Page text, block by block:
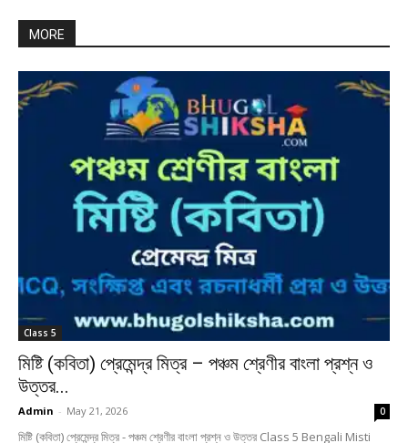
MORE
Class 5
মিষ্টি (কবিতা) প্রেমেন্দ্র মিত্র – পঞ্চম শ্রেণীর বাংলা প্রশ্ন ও
উত্তর...
Admin - May 21, 2026 0
মিষ্টি (কবিতা) প্রেমেন্দ্র মিত্র - পঞ্চম শ্রেণীর বাংলা প্রশ্ন ও উত্তর Class 5 Bengali Misti